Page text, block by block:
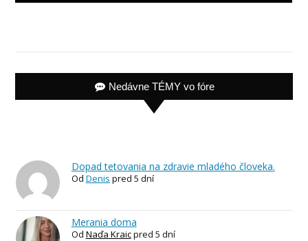
Nedávne TÉMY vo fóre
Dopad tetovania na zdravie mladého človeka.
Od Denis pred 5 dní
Merania doma
Od Naďa Kraicpred 5 dní